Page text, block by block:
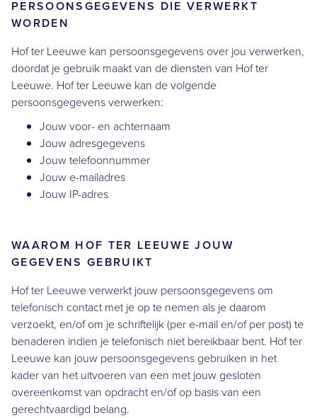
PERSOONSGEGEVENS DIE VERWERKT
WORDEN
Hof ter Leeuwe kan persoonsgegevens over jou verwerken,
doordat je gebruik maakt van de diensten van Hof ter
Leeuwe. Hof ter Leeuwe kan de volgende
persoonsgegevens verwerken:
Jouw voor- en achternaam
Jouw adresgegevens
Jouw telefoonnummer
Jouw e-mailadres
Jouw IP-adres
WAAROM HOF TER LEEUWE JOUW
GEGEVENS GEBRUIKT
Hof ter Leeuwe verwerkt jouw persoonsgegevens om
telefonisch contact met je op te nemen als je daarom
verzoekt, en/of om je schriftelijk (per e-mail en/of per post) te
benaderen indien je telefonisch niet bereikbaar bent. Hof ter
Leeuwe kan jouw persoonsgegevens gebruiken in het
kader van het uitvoeren van een met jouw gesloten
overeenkomst van opdracht en/of op basis van een
gerechtvaardigd belang.